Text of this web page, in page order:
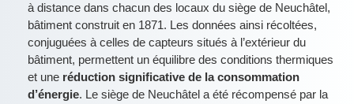
à distance dans chacun des locaux du siège de Neuchâtel,
bâtiment construit en 1871. Les données ainsi récoltées,
conjuguées à celles de capteurs situés à l’extérieur du
bâtiment, permettent un équilibre des conditions thermiques
et une réduction significative de la consommation
d’énergie. Le siège de Neuchâtel a été récompensé par la